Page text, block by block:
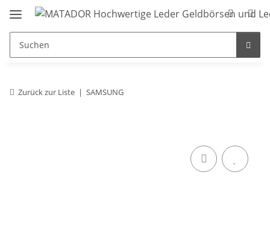
Zurück zur Liste SAMSUNG